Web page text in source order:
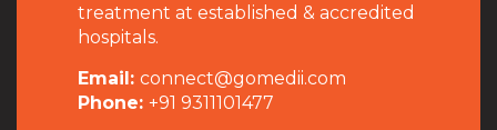
treatment at established & accredited
hospitals.
Email: connect@gomedii.com
Phone: +91 9311101477